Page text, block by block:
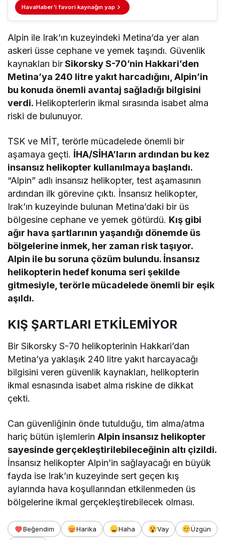
HavaHaber'i favori kaynağın yap
Alpin ile Irak’ın kuzeyindeki Metina’da yer alan
askeri üsse cephane ve yemek taşındı. Güvenlik
kaynakları birSikorsky S-70’nin Hakkari’den
Metina’ya 240 litre yakıt harcadığını, Alpin’in
bu konuda önemli avantaj sağladığı bilgisini
verdi. Helikopterlerin ikmal sırasında isabet alma
riski de bulunuyor.
TSK ve MİT, terörle mücadelede önemli bir
aşamaya geçti. İHA/SİHA’ların ardından bu kez
insansız helikopter kullanılmaya başlandı.
“Alpin” adlı insansız helikopter, test aşamasının
ardından ilk görevine çıktı. İnsansız helikopter,
Irak’ın kuzeyinde bulunan Metina’daki bir üs
bölgesine cephane ve yemek götürdü. Kış gibi
ağır hava şartlarının yaşandığı dönemde üs
bölgelerine inmek, her zaman risk taşıyor.
Alpin ile bu soruna çözüm bulundu. İnsansız
helikopterin hedef konuma seri şekilde
gitmesiyle, terörle mücadelede önemli bir eşik
aşıldı.
KIŞ ŞARTLARI ETKİLEMİYOR
Bir Sikorsky S-70 helikopterinin Hakkari’dan
Metina’ya yaklaşık 240 litre yakıt harcayacağı
bilgisini veren güvenlik kaynakları, helikopterin
ikmal esnasında isabet alma riskine de dikkat
çekti.
Can güvenliğinin önde tutulduğu, tim alma/atma
hariç bütün işlemlerinAlpin insansız helikopter
sayesinde gerçekleştirilebileceğinin altı çizildi.
İnsansız helikopter Alpin’in sağlayacağı en büyük
fayda ise Irak’ın kuzeyinde sert geçen kış
aylarında hava koşullarından etkilenmeden üs
bölgelerine ikmal gerçekleştirebilecek olması.
Beğendim Harika Haha Vay
Üzgün